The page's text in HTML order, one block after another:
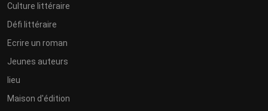
Culture littéraire
Défi littéraire
Ecrire un roman
Jeunes auteurs
lieu
Maison d'édition